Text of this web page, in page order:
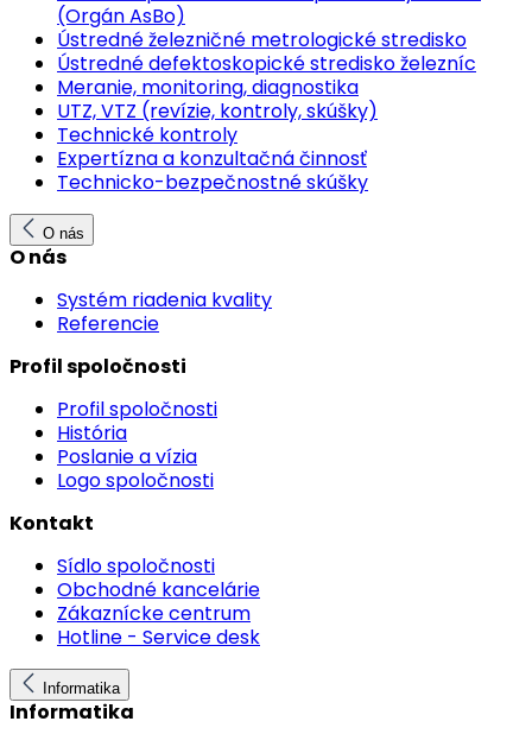
(Orgán AsBo)
Ústredné železničné metrologické stredisko
Ústredné defektoskopické stredisko železníc
Meranie, monitoring, diagnostika
UTZ, VTZ (revízie, kontroly, skúšky)
Technické kontroly
Expertízna a konzultačná činnosť
Technicko-bezpečnostné skúšky
O nás
O nás
Systém riadenia kvality
Referencie
Profil spoločnosti
Profil spoločnosti
História
Poslanie a vízia
Logo spoločnosti
Kontakt
Sídlo spoločnosti
Obchodné kancelárie
Zákaznícke centrum
Hotline - Service desk
Informatika
Informatika